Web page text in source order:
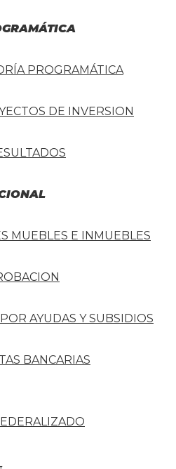
PROGRAMÁTICA
DE INVERSION
MUEBLES E INMUEBLES
AYUDAS Y SUBSIDIOS
BANCARIAS